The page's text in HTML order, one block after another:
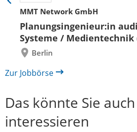
MMT Network GmbH
Planungsingenieur:in
Systeme / Medientechnik
Berlin
Eine
Folie
zurück
Zur Jobbörse
Das könnte Sie auch
interessieren